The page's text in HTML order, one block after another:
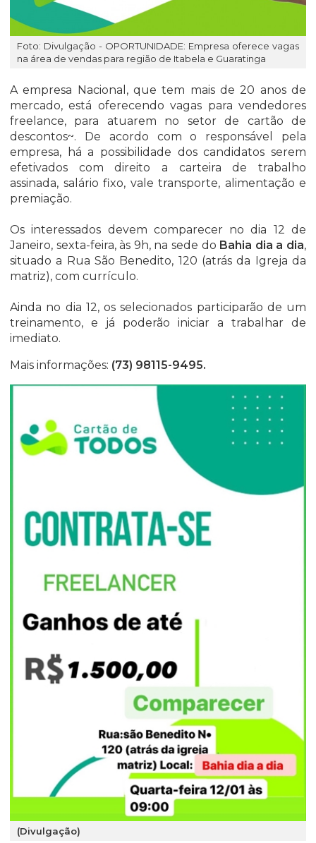
Foto: Divulgação - OPORTUNIDADE: Empresa oferece vagas
na área de vendas para região de Itabela e Guaratinga
A empresa Nacional, que tem mais de 20 anos de
mercado, está oferecendo vagas para vendedores
freelance, para atuarem no setor de cartão de
descontos~. De acordo com o responsável pela
empresa, há a possibilidade dos candidatos serem
efetivados com direito a carteira de trabalho
assinada, salário fixo, vale transporte, alimentação e
premiação.
Os interessados devem comparecer no dia 12 de
Janeiro, sexta-feira, às 9h, na sede do Bahia dia a dia,
situado a Rua São Benedito, 120 (atrás da Igreja da
matriz), com currículo.
Ainda no dia 12, os selecionados participarão de um
treinamento, e já poderão iniciar a trabalhar de
imediato.
Mais informações: (73) 98115-9495.
(Divulgação)